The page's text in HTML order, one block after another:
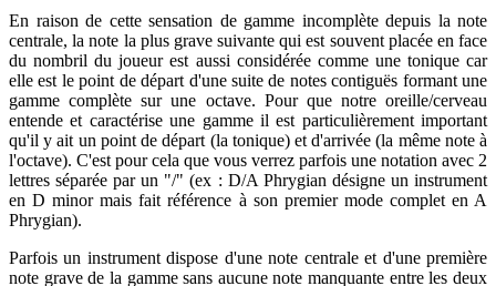
En raison de cette sensation de gamme incomplète depuis la note
centrale, la note la plus grave suivante qui est souvent placée en face
du nombril du joueur est aussi considérée comme une tonique car
elle est le point de départ d'une suite de notes contiguës formant une
gamme complète sur une octave. Pour que notre oreille/cerveau
entende et caractérise une gamme il est particulièrement important
qu'il y ait un point de départ (la tonique) et d'arrivée (la même note à
l'octave). C'est pour cela que vous verrez parfois une notation avec 2
lettres séparée par un "/" (ex : D/A Phrygian désigne un instrument
en D minor mais fait référence à son premier mode complet en A
Phrygian).
Parfois un instrument dispose d'une note centrale et d'une première
note grave de la gamme sans aucune note manquante entre les deux